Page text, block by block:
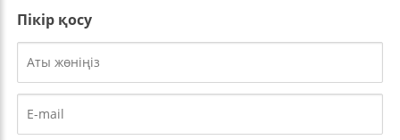
Пікір қосу